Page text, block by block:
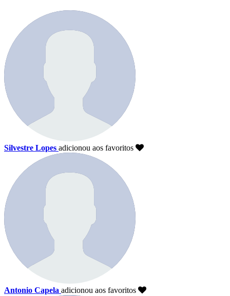
Silvestre Lopes adicionou aos favoritos
Antonio Capela adicionou aos favoritos